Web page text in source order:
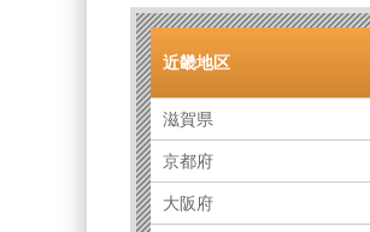
近畿地区
滋賀県
京都府
大阪府